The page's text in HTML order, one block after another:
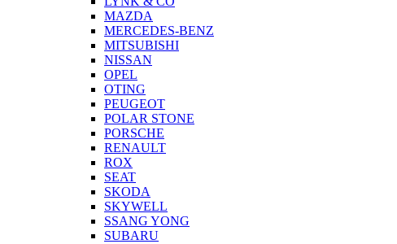
MAZDA
MERCEDES-BENZ
MITSUBISHI
NISSAN
OPEL
OTING
PEUGEOT
POLAR STONE
PORSCHE
RENAULT
ROX
SEAT
SKODA
SKYWELL
SSANG YONG
SUBARU